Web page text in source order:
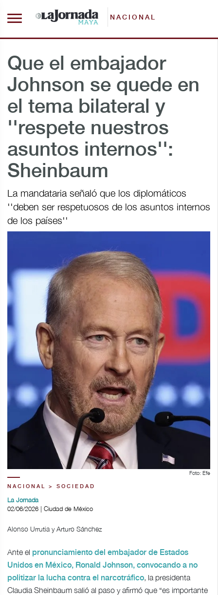
NACIONAL
Que el embajador
Johnson se quede en
el tema bilateral y
''respete nuestros
asuntos internos'':
Sheinbaum
La mandataria señaló que los diplomáticos
''deben ser respetuosos de los asuntos internos
de los países''
Foto: Efe
NACIONAL > SOCIEDAD
La Jornada
02/06/2026 | Ciudad de México
Alonso Urrutia y Arturo Sánchez
Ante el pronunciamiento del embajador de Estados
Unidos en México, Ronald Johnson, convocando a no
politizar la lucha contra el narcotráfico, la presidenta
Claudia Sheinbaum salió al paso y afirmó que “es importante